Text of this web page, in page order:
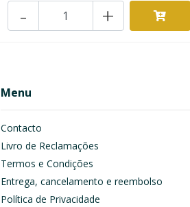
+
-
Menu
Contacto
Livro de Reclamações
Termos e Condições
Entrega, cancelamento e reembolso
Política de Privacidade